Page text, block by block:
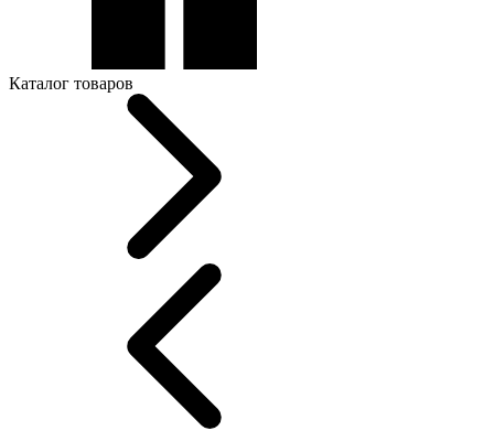
Каталог товаров